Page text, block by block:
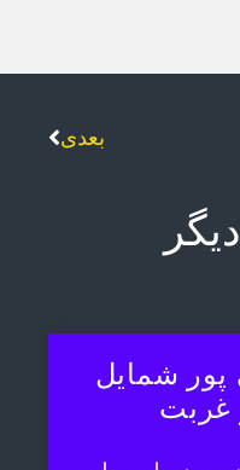
بعدی
شمایل
غربت